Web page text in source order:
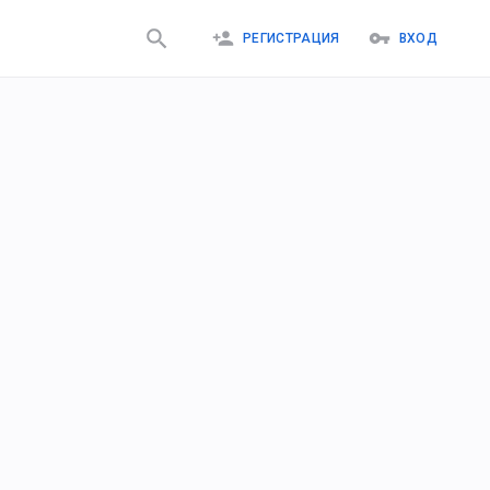
РЕГИСТРАЦИЯ ВХОД